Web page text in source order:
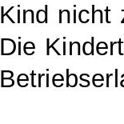
Kind nicht
Die